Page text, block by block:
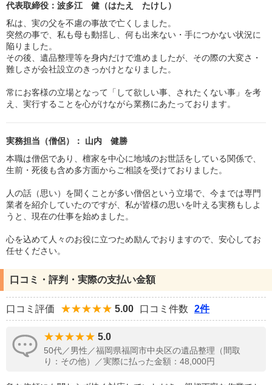
代表取締役：波多江 健（はたえ たけし）
私は、実の父を不慮の事故で亡くしました。
突然の事で、私も母も動揺し、何も出来ない・手につかない状況に
陥りました。
その後、遺品整理等を身内だけで進めましたが、その際の大変さ・
難しさが会社設立のきっかけとなりました。
常にお客様の立場となって「して欲しい事、されたくない事」を考
え、実行することを心がけながら業務にあたっております。
実務担当（僧侶）： 山内 健勝
本職は僧侶であり、檀家を中心に地域のお世話をしている関係で、
生前・死後も含め多方面からご相談を受けておりました。
人の話（思い）を聞くことが多い僧侶という立場で、今までは専門
業者を紹介していたのですが、私が皆様の思いを叶える実務もしよ
うと、現在の仕事を始めました。
心を込めて人々のお役に立つため励んでおりますので、安心してお
任せください。
口コミ・評判・実際の支払い金額
口コミ評価 5.00 口コミ件数 2件
5.0
50代／男性／福岡県福岡市中央区の遺品整理（間取
り：その他）／実際に払った金額：48,000円